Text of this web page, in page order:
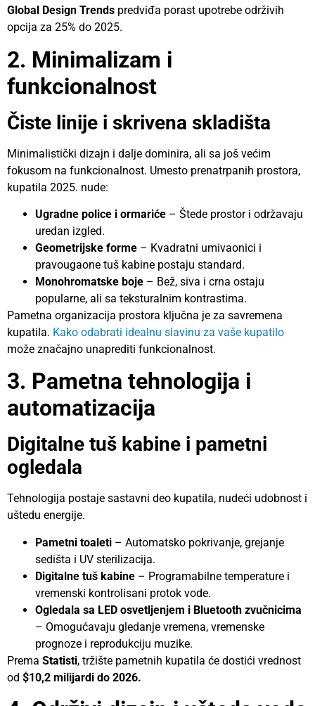
Global Design Trends predviđa porast upotrebe održivih
opcija za 25% do 2025.
2. Minimalizam i
funkcionalnost
Čiste linije i skrivena skladišta
Minimalistički dizajn i dalje dominira, ali sa još većim
fokusom na funkcionalnost. Umesto prenatrpanih prostora,
kupatila 2025. nude:
Ugradne police i ormariće – Štede prostor i održavaju
uredan izgled.
Geometrijske forme – Kvadratni umivaonici i
pravougaone tuš kabine postaju standard.
Monohromatske boje – Bež, siva i crna ostaju
popularne, ali sa teksturalnim kontrastima.
Pametna organizacija prostora ključna je za savremena
kupatila. Kako odabrati idealnu slavinu za vaše kupatilo
može značajno unaprediti funkcionalnost.
3. Pametna tehnologija i
automatizacija
Digitalne tuš kabine i pametni
ogledala
Tehnologija postaje sastavni deo kupatila, nudeći udobnost i
uštedu energije.
Pametni toaleti – Automatsko pokrivanje, grejanje
sedišta i UV sterilizacija.
Digitalne tuš kabine – Programabilne temperature i
vremenski kontrolisani protok vode.
Ogledala sa LED osvetljenjem i Bluetooth zvučnicima
– Omogućavaju gledanje vremena, vremenske
prognoze i reprodukciju muzike.
Prema Statisti, tržište pametnih kupatila će dostići vrednost
od $10,2 milijardi do 2026.